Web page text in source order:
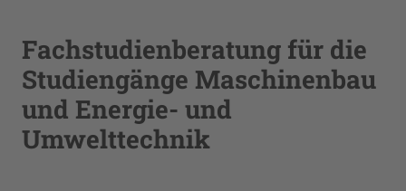
Fachstudienberatung für die
Studiengänge Maschinenbau
und Energie- und
Umwelttechnik